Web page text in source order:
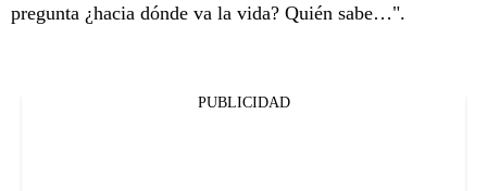
pregunta ¿hacia dónde va la vida? Quién sabe…".
PUBLICIDAD